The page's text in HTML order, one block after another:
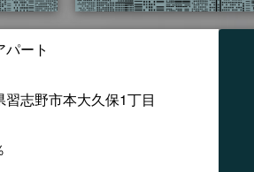
パート
習志野市本大久保1丁目